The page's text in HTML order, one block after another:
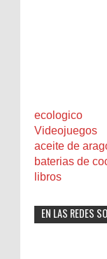
ecologico
Videojuegos
aceite de
baterias de
libros
EN LAS REDES